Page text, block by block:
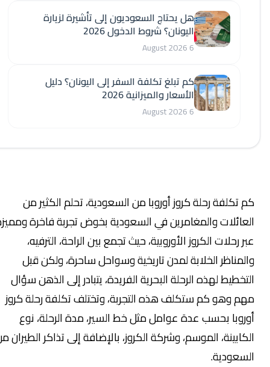
كم تكلفة رحلة كروز أوروبا من السعودية، تحلم الكثير من
العائلات والمغامرين في السعودية بخوض تجربة فاخرة ومميزة
عبر رحلات الكروز الأوروبية، حيث تجمع بين الراحة، الترفيه،
والمناظر الخلابة لمدن تاريخية وسواحل ساحرة، ولكن قبل
التخطيط لهذه الرحلة البحرية الفريدة، يتبادر إلى الذهن سؤال
مهم وهو كم ستكلف هذه التجربة، وتختلف تكلفة رحلة كروز
أوروبا بحسب عدة عوامل مثل خط السير، مدة الرحلة، نوع
الكابينة، الموسم، وشركة الكروز، بالإضافة إلى تذاكر الطيران من
السعودية.
هل يحتاج السعوديون إلى تأشيرة لزيارة
اليونان؟ شروط الدخول 2026
6 August 2026
كم تبلغ تكلفة السفر إلى اليونان؟ دليل
الأسعار والميزانية 2026
6 August 2026